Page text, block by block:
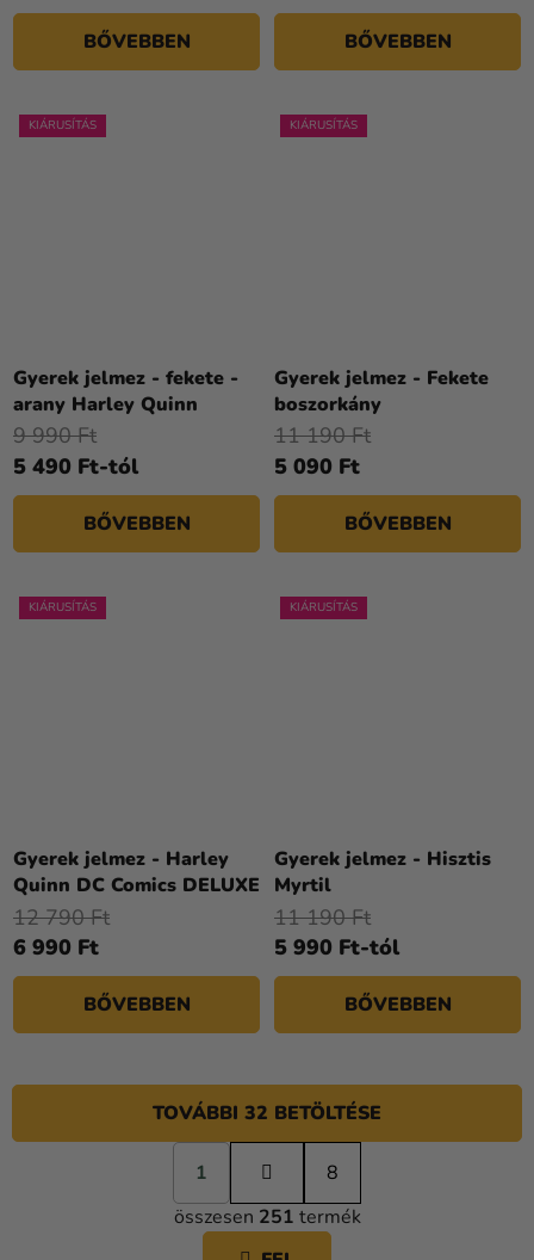
BŐVEBBEN BŐVEBBEN
KIÁRUSÍTÁS
Gyerek jelmez - fekete -
arany Harley Quinn
5 490 Ft-tól
9 990 Ft
BŐVEBBEN
KIÁRUSÍTÁS
Gyerek jelmez - Fekete
boszorkány
5 090 Ft
11 190 Ft
BŐVEBBEN
KIÁRUSÍTÁS
Gyerek jelmez - Harley
Quinn DC Comics DELUXE
6 990 Ft
12 790 Ft
BŐVEBBEN
KIÁRUSÍTÁS
Gyerek jelmez - Hisztis
Myrtil
5 990 Ft-tól
11 190 Ft
BŐVEBBEN
L
I
S
TOVÁBBI 32 BETÖLTÉSE
L
a
p
o
1
8
összesen 251 termék